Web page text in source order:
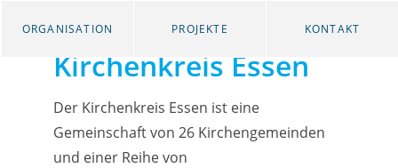
ORGANISATION PROJEKTE KONTAKT
Kirchenkreis Essen
Der Kirchenkreis Essen ist eine
Gemeinschaft von 26 Kirchengemeinden
und einer Reihe von